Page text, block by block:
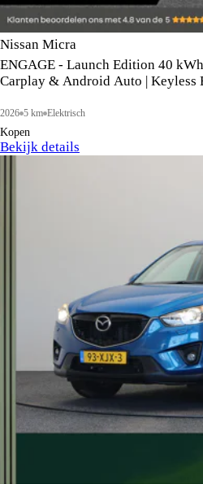
Nissan Micra
ENGAGE - Launch Edition 40
Carplay & Android Auto | Keyless
2026 5 km Elektrisch
Kopen
Bekijk details